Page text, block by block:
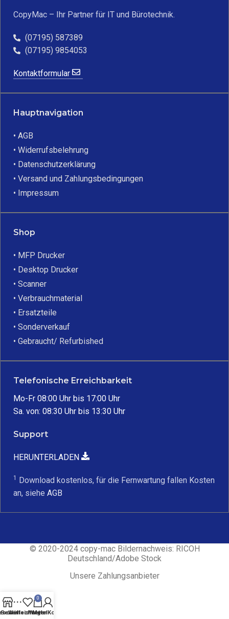
CopyMac – Ihr Partner für IT und Bürotechnik.
(07195) 587389
(07195) 9854053
Kontaktformular
Hauptnavigation
• AGB
• Widerrufsbelehrung
• Datenschutzerklärung
• Versand und Zahlungsbedingungen
• Impressum
Shop
• MFP Drucker
• Desktop Drucker
• Scanner
• Verbrauchmaterial
• Ersatzteile
• Sonderverkauf
• Gebraucht/ Refurbished
Telefonische Erreichbarkeit
Mo-Fr 08:00 Uhr bis 17:00 Uhr
Sa. von: 08:30 Uhr bis 13:30 Uhr
Support
HERUNTERLADEN
1
Download kostenlos, für die Fernwartung fallen Kosten
an, sieheAGB
© 2020-2024 copy-mac Bildernachweis: RICOH
Deutschland/Adobe Stock
Unsere Zahlungsanbieter
Seitenleiste
Wunschzettel
0
Wagen
Mein Konto